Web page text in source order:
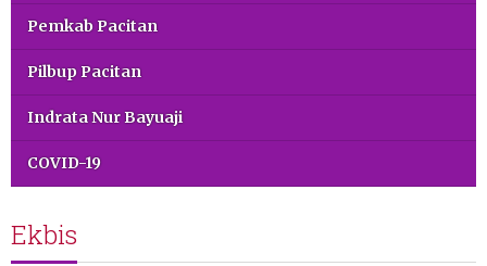
Pemkab Pacitan
Pilbup Pacitan
Indrata Nur Bayuaji
COVID-19
Ekbis